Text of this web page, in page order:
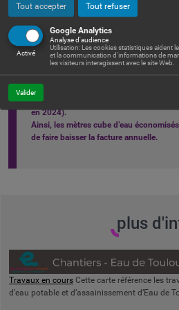
Tout accepter Tout refuser
Google Analytics
Activé
Analyse d'audience
Utilisation: Les cookies statistiques aident
et la communication d'informations de
les visiteurs interagissent avec le site Web.
Valider
Pendant les 5 mois où l’eau est la plus
octobre, l’eau coûtera plus cher (+ 42%).
Son prix baissera (-30%) le reste de
la ressource est davantage disponible.
une consommation stable sur l’année,
compensés par sept mois de baisse du
en 2024).
Ainsi, les mètres cube d’eau
de faire baisser la facture annuelle.
plus
Travaux en cours Cette carte référence les
d’eau potable et d’assainissement d’Eau de